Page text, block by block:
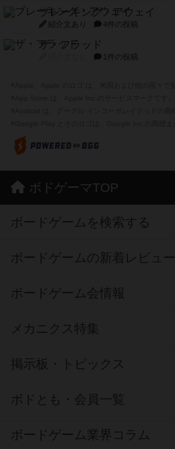
ブレーキング・アウェイ
紹介文あり 4件の投稿
ザ・フラッド
1件の投稿
ボドゲーマTOP
ボードゲームを検索する
ボードゲームの新着レビュー
ボードゲーム会情報
メカニクス特集
掲示板・トピックス
ボドとも・会員一覧
ボードゲーム業界コラム